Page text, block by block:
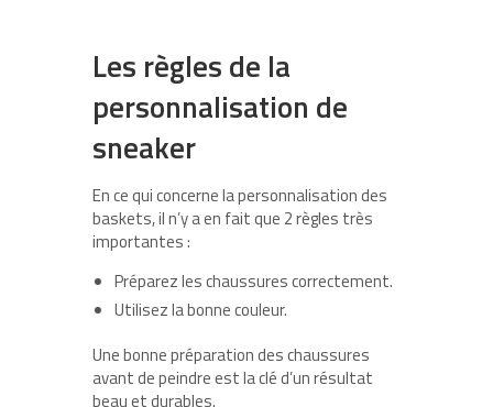
Les règles de la
personnalisation de
sneaker
En ce qui concerne la personnalisation des
baskets, il n’y a en fait que 2 règles très
importantes :
Préparez les chaussures correctement.
Utilisez la bonne couleur.
Une bonne préparation des chaussures
avant de peindre est la clé d’un résultat
beau et durables.